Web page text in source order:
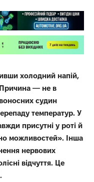
холодний напій,
— не в
судин
температур. У
присутні у роті й
можливостей». Інша
нервових
відчуття. Це